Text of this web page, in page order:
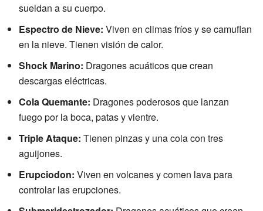
sueldan a su cuerpo.
Espectro de Nieve: Viven en climas fríos y se camuflan
en la nieve. Tienen visión de calor.
Shock Marino: Dragones acuáticos que crean
descargas eléctricas.
Cola Quemante: Dragones poderosos que lanzan
fuego por la boca, patas y vientre.
Triple Ataque: Tienen pinzas y una cola con tres
aguijones.
Erupciodon: Viven en volcanes y comen lava para
controlar las erupciones.